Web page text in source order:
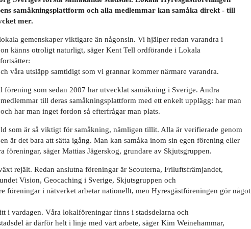
samåkningsplattform och alla medlemmar kan samåka direkt - till
mer.
gemenskaper viktigare än någonsin. Vi hjälper redan varandra i
känns otroligt naturligt, säger Kent Tell ordförande i Lokala
våra utsläpp samtidigt som vi grannar kommer närmare varandra.
förening som sedan 2007 har utvecklat samåkning i Sverige. Andra
till deras samåkningsplattform med ett enkelt upplägg: har man
har man inget fordon så efterfrågar man plats.
som är så viktigt för samåkning, nämligen tillit. Alla är verifierade genom
är det bara att sätta igång. Man kan samåka inom sin egen förening eller
föreningar, säger Mattias Jägerskog, grundare av Skjutsgruppen.
rejält. Redan anslutna föreningar är Scouterna, Friluftsfrämjandet,
Vision, Geocaching i Sverige, Skjutsgruppen och
föreningar i nätverket arbetar nationellt, men Hyresgästföreningen gör något
i vardagen. Våra lokalföreningar finns i stadsdelarna och
är därför helt i linje med vårt arbete, säger Kim Weinehammar,